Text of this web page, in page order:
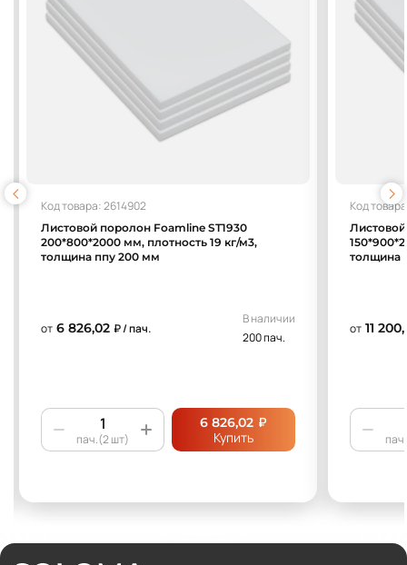
Код товара: 2614902
Листовой поролон Foamline ST1930
200*800*2000 мм, плотность 19 кг/м3,
толщина ппу 200 мм
от 6 826,02 ₽ / пач.
В наличии
200 пач.
пач.(2 шт)
6 826,02 ₽
Купить
Код
толщина
от 11